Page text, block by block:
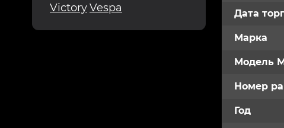
VictoryVespa Дата
Марка
Модель
Номер
Год